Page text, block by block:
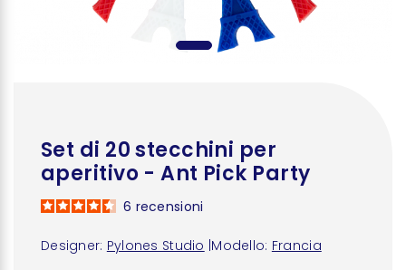
Set di 20 stecchini per
aperitivo - Ant Pick Party
Designer: Pylones Studio Modello: Francia
6 recensioni